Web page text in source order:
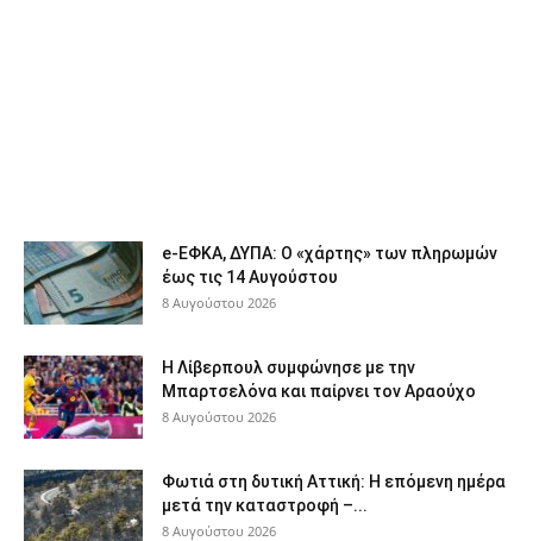
e-ΕΦΚΑ, ΔΥΠΑ: Ο «χάρτης» των πληρωμών
έως τις 14 Αυγούστου
8 Αυγούστου 2026
Η Λίβερπουλ συμφώνησε με την
Μπαρτσελόνα και παίρνει τον Αραούχο
8 Αυγούστου 2026
Φωτιά στη δυτική Αττική: Η επόμενη ημέρα
μετά την καταστροφή –...
8 Αυγούστου 2026